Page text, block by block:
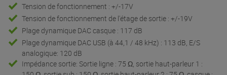
Tension de fonctionnement : +/-17V
Tension de fonctionnement de l'étage de sortie : +/-19V
Plage dynamique DAC casque : 117 dB
Plage dynamique DAC USB (à 44,1 / 48 kHz) : 113 dB, E/S
analogique: 120 dB
Impédance sortie: Sortie ligne : 75 Ω, sortie haut-parleur 1 :